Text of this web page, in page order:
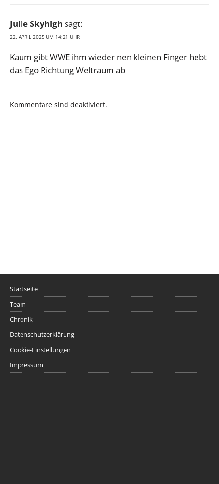
Julie Skyhigh sagt:
22. APRIL 2025 UM 14:21 UHR
Kaum gibt WWE ihm wieder nen kleinen Finger hebt
das Ego Richtung Weltraum ab
Kommentare sind deaktiviert.
Startseite
Team
Chronik
Datenschutzerklärung
Cookie-Einstellungen
Impressum